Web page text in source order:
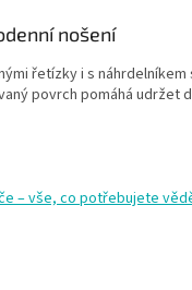
nošení
řetízky i s
povrch pomáhá
– vše, co potřebujete